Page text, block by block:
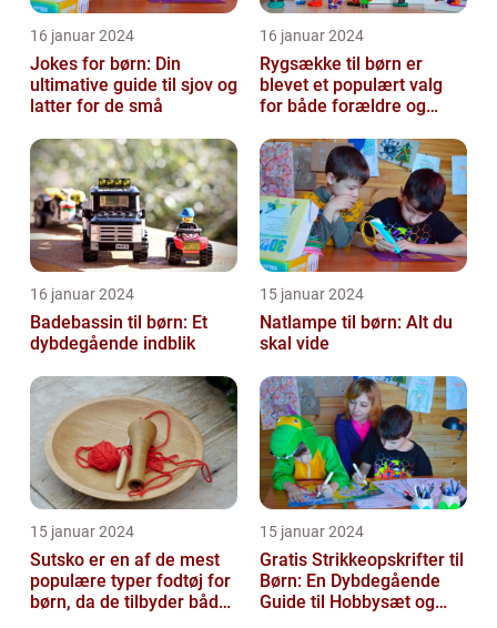
16 januar 2024
Jokes for børn: Din
ultimative guide til sjov og
latter for de små
16 januar 2024
Rygsække til børn er
blevet et populært valg
for både forældre og
transport...
16 januar 2024
Badebassin til børn: Et
dybdegående indblik
15 januar 2024
Natlampe til børn: Alt du
skal vide
15 januar 2024
Sutsko er en af de mest
populære typer fodtøj for
børn, da de tilbyder både
15 januar 2024
Gratis Strikkeopskrifter til
Børn: En Dybdegående
Guide til Hobbysæt og